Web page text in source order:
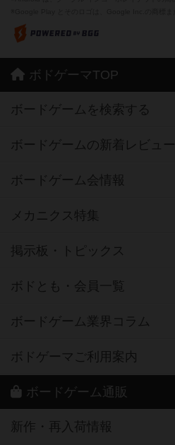
ボドゲーマTOP
ボードゲームを検索する
ボードゲームの新着レビュー
ボードゲーム会情報
メカニクス特集
掲示板・トピックス
ボドとも・会員一覧
ボードゲーム業界コラム
ボドゲーマご利用案内
ボードゲーム通販
新作・再入荷情報